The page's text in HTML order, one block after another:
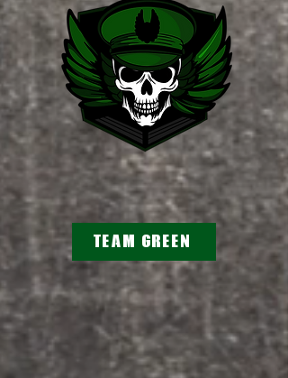
TEAM green